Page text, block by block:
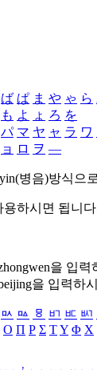
ば ぱ ま や ゃ ら
も よ ょ ろ を
パ マ ヤ ャ ラ ワ
ョ ロ ヲ ―
병음)방식으
하시면 됩니
을 입력
을 입력하
ㅯ ㅰ ㅱ ㅲ ㅳ ㅴ
Ο Π Ρ Σ ΤΥ Φ Χ